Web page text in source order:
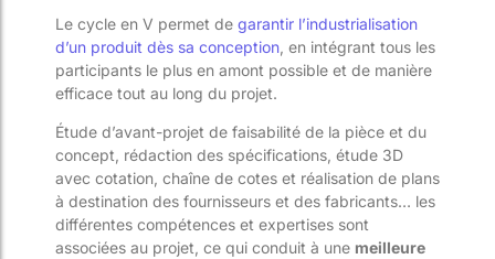
Le cycle en V permet de garantir l’industrialisation
d’un produit dès sa conception , en intégrant tous les
participants le plus en amont possible et de manière
efficace tout au long du projet.
Étude d’avant-projet de faisabilité de la pièce et du
concept, rédaction des spécifications, étude 3D
avec cotation, chaîne de cotes et réalisation de plans
à destination des fournisseurs et des fabricants… les
différentes compétences et expertises sont
associées au projet, ce qui conduit à une meilleure